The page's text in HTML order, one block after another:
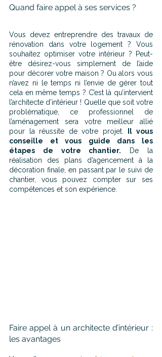
Quand faire appel à ses services ?
Vous devez entreprendre des travaux de
rénovation dans votre logement ? Vous
souhaitez optimiser votre intérieur ? Peut-
être désirez-vous simplement de l’aide
pour décorer votre maison ? Ou alors vous
n’avez ni le temps ni l’envie de gérer tout
cela en même temps ? C’est là qu’intervient
l’architecte d’intérieur ! Quelle que soit votre
problématique, ce professionnel de
l’aménagement sera votre meilleur allié
pour la réussite de votre projet.
Il vous
conseille et vous guide dans les
étapes de votre chantier. De la
réalisation des plans d’agencement à la
décoration finale, en passant par le suivi de
chantier, vous pouvez compter sur ses
compétences et son expérience.
Faire appel à un architecte d’intérieur :
les avantages